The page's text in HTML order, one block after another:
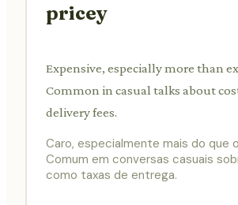
pricey
Expensive, especially more than
Common in casual talks about
delivery fees.
Caro, especialmente mais do que
Comum em conversas casuais
como taxas de entrega.